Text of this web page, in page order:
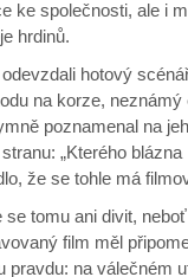
ke společnosti, ale i
hrdinů.
hotový
na korze, neznámý
poznamenal na
„Kterého blázna
že se tohle má
se tomu ani divit, neboť
film měl
pravdu: na válečném